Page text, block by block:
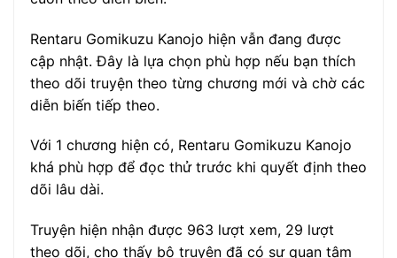
Rentaru Gomikuzu Kanojo hiện vẫn đang được
cập nhật. Đây là lựa chọn phù hợp nếu bạn thích
theo dõi truyện theo từng chương mới và chờ các
diễn biến tiếp theo.
Với 1 chương hiện có, Rentaru Gomikuzu Kanojo
khá phù hợp để đọc thử trước khi quyết định theo
dõi lâu dài.
Truyện hiện nhận được 963 lượt xem, 29 lượt
theo dõi, cho thấy bộ truyện đã có sự quan tâm